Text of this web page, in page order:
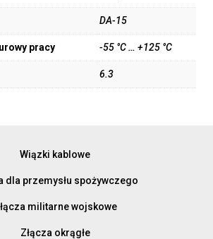
DA-15
pracy -55 °C … +125 °C
6.3
Wiązki kablowe
dla przemysłu spożywczego
militarne wojskowe
Złącza okrągłe